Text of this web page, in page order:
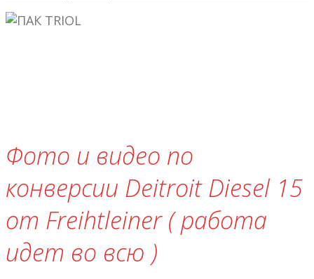
Фото и видео по
конверсии Deitroit Diesel 15
от Freihtleiner ( работа
идет во всю )